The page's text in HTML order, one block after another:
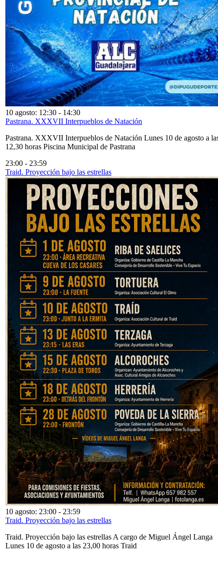
10 agosto: 12:30 - 14:30
Pastrana. XXXVII Interpueblos de Natación
Pastrana. XXXVII Interpueblos de Natación Lunes 10 de agosto a
12,30 horas Piscina Municipal de Pastrana
23:00 - 23:59
Traid. Proyección bajo las estrellas
10 agosto: 23:00 - 23:59
Traid. Proyección bajo las estrellas
Traid. Proyección bajo las estrellas A cargo de Miguel Ángel Langa
Lunes 10 de agosto a las 23,00 horas Traid